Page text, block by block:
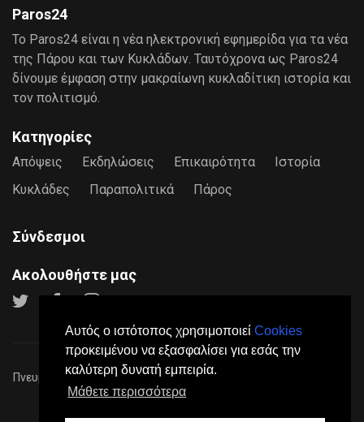
Αυτός ο ιστότοπος χρησιμοποιεί Cookies
προκειμένου να εξασφαλίσει για εσάς την
καλύτερη δυνατή εμπειρία.
Μάθετε περισσότερα
Paros24
Το Paros24 είναι η νέα ηλεκτρονική εφημερίδα για τα νέα
της Πάρου και των Κυκλάδων. Ταυτόχρονα ως Paros24
δίνουμε έμφαση στην μακραίωνη κυκλαδίτικη ιστορία και
τον πολιτισμό.
Κατηγορίες
Απόψεις Εκδηλώσεις Επικαιρότητα
Ιστορία
Κυκλάδες
Παραπολιτικά Πάρος
Σύνδεσμοι
Ακολουθήστε μας
Πνευματικά Δικαιώματα © 2026Paros24
νόμιμου δικαιώματος.